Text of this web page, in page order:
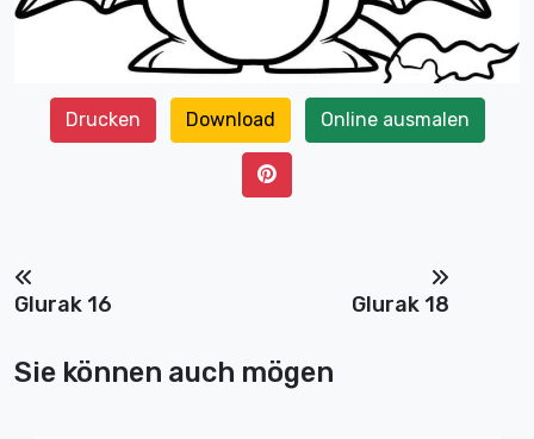
Drucken Download Online ausmalen
Glurak 16 Glurak 18
Sie können auch mögen